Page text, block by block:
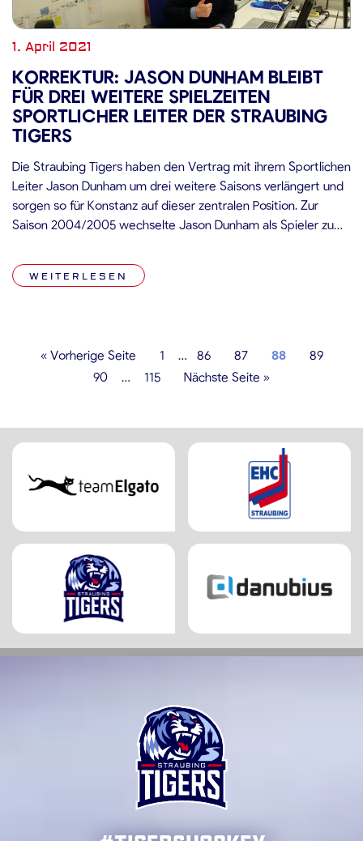
1. April 2021
KORREKTUR: JASON DUNHAM BLEIBT
FÜR DREI WEITERE SPIELZEITEN
SPORTLICHER LEITER DER STRAUBING
TIGERS
Die Straubing Tigers haben den Vertrag mit ihrem Sportlichen
Leiter Jason Dunham um drei weitere Saisons verlängert und
sorgen so für Konstanz auf dieser zentralen Position. Zur
Saison 2004/2005 wechselte Jason Dunham als Spieler zum
Scorerpunkten bei 15 Playoff-Einsätzen (5 Tore und 7
Vorlagen) maßgeblich daran […]
WEITERLESEN
« Vorherige Seite 1 … 86 87 88
89
90
… 115 Nächste Seite »